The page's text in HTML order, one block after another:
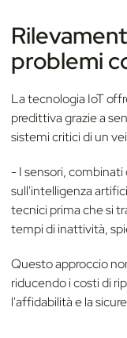
problemi
La tecnologia IoT
predittiva grazie a
sistemi critici di un
- I sensori,
sull'intelligenza
tecnici prima che si
tempi di inattività,
Questo approccio
riducendo i costi di
l'affidabilità e la